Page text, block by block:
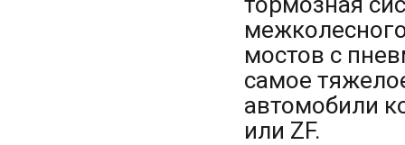
мостов с
самое
автомобили
или ZF.